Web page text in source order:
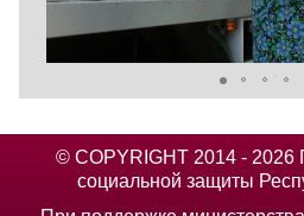
© COPYRIGHT 2014 - 2026
социальной защиты